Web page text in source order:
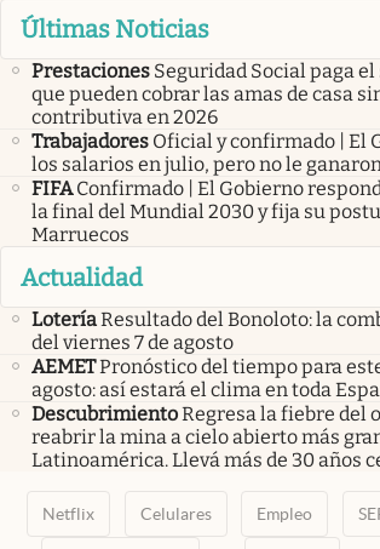
Últimas Noticias
Prestaciones Seguridad Social paga
que pueden cobrar las amas de casa
contributiva en 2026
Trabajadores Oficial y confirmado | El
los salarios en julio, pero no le
FIFA Confirmado | El Gobierno
la final del Mundial 2030 y fija su
Marruecos
Actualidad
LoteríaResultado del Bonoloto: la
del viernes 7 de agosto
AEMETPronóstico del tiempo para
agosto: así estará el clima en toda
DescubrimientoRegresa la fiebre del
reabrir la mina a cielo abierto más
Latinoamérica. Llevá más de 30 años
Netflix Celulares Empleo